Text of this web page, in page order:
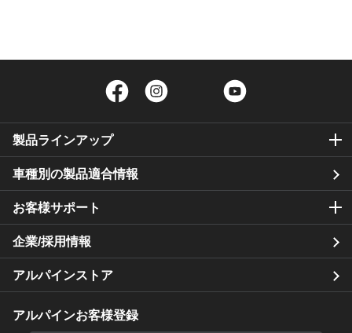
Facebook Twitter
製品ラインアップ
車種別の製品適合情報
お客様サポート
企業/採用情報
アルパインストア
アルパインお客様登録